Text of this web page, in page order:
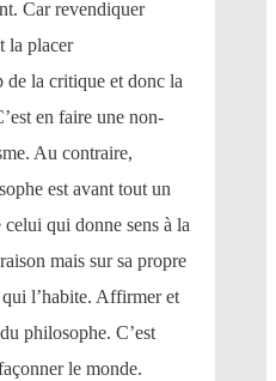
Car revendiquer
la placer
de la critique et donc la
en faire une non-
Au contraire,
est avant tout un
qui donne sens à la
mais sur sa propre
l’habite. Affirmer et
philosophe. C’est
le monde.